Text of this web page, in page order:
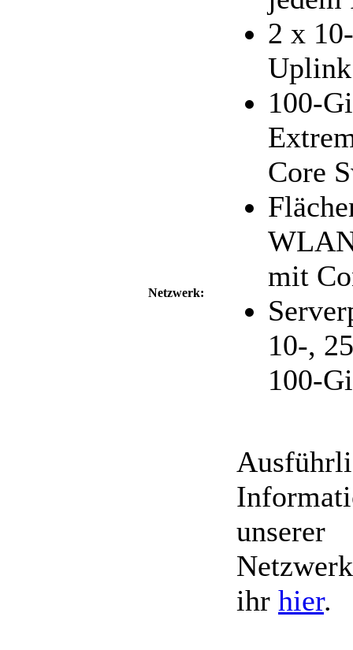
Netzwerk:
2 x
100-
Core
mit
10-,
100-
unserer
ihr hier.